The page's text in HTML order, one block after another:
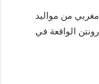
من مواليد
شهر مارس عام 1993 في درونتن الواقعة في